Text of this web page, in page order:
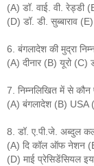
(A) डॉ. वाई. वी. रेड्डी
(D) डॉ. डी. सुब्बाराव
6. बंगलादेश की मुद्रा
(A) दीनार (B) यूरो
7. निम्नलिखित में से
(A) बंगलादेश (B) USA
8. डॉ. ए.पी.जे. अब्दुल
(A) दि कॉल ऑफ नेशन
(D) माई प्रेसिडेंसियल